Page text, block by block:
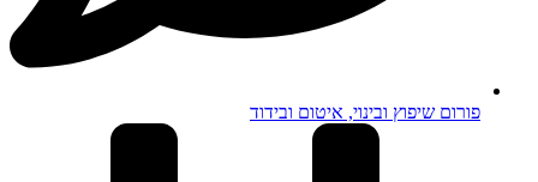
פורום שיפוץ ובינוי, איטום ובידוד